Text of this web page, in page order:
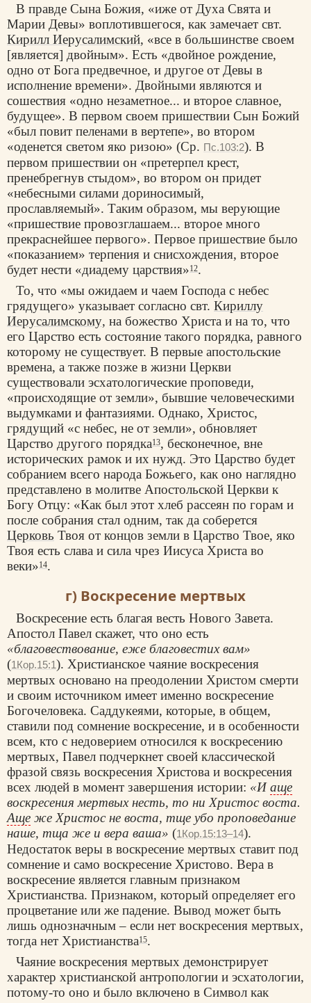
В правде Сына Божия, «иже от Духа Свята и
Марии Девы» воплотившегося, как замечает свт.
Кирилл Иерусалимский, «все в большинстве своем
[является] двойным». Есть «двойное рождение,
одно от Бога предвечное, и другое от Девы в
исполнение времени». Двойными являются и
сошествия «одно незаметное... и второе славное,
будущее». В первом своем пришествии Сын Божий
«был повит пеленами в вертепе», во втором
«оденется светом яко ризою» (Ср. Пс.103:2). В
первом пришествии он «претерпел крест,
пренебрегнув стыдом», во втором он придет
«небесными силами дориносимый,
прославляемый». Таким образом, мы верующие
«пришествие провозглашаем... второе много
прекраснейшее первого». Первое пришествие было
«показанием» терпения и снисхождения, второе
будет нести «диадему царствия»12.
То, что «мы ожидаем и чаем Господа с небес
грядущего» указывает согласно свт. Кириллу
Иерусалимскому, на божество Христа и на то, что
его Царство есть состояние такого порядка, равного
которому не существует. В первые апостольские
времена, а также позже в жизни Церкви
существовали эсхатологические проповеди,
«происходящие от земли», бывшие человеческими
выдумками и фантазиями. Однако, Христос,
грядущий «с небес, не от земли», обновляет
Царство другого порядка13, бесконечное, вне
исторических рамок и их нужд. Это Царство будет
собранием всего народа Божьего, как оно наглядно
представлено в молитве Апостольской Церкви к
Богу Отцу: «Как был этот хлеб рассеян по горам и
после собрания стал одним, так да соберется
Церковь Твоя от концов земли в Царство Твое, яко
Твоя есть слава и сила чрез Иисуса Христа во
веки»14.
г) Воскресение мертвых
Воскресение есть благая весть Нового Завета.
Апостол Павел скажет, что оно есть
«благовествование, еже благовестих вам»
(1Кор.15:1). Христианское чаяние воскресения
мертвых основано на преодолении Христом смерти
и своим источником имеет именно воскресение
Богочеловека. Саддукеями, которые, в общем,
ставили под сомнение воскресение, и в особенности
всем, кто с недоверием относился к воскресению
мертвых, Павел подчеркнет своей классической
фразой связь воскресения Христова и воскресения
всех людей в момент завершения истории: «Иаще
воскресения мертвых несть, то ни Христос воста.
Аще же Христос не воста, тще убо проповедание
наше, тща же и вера ваша» (1Кор.15:13–14).
Недостаток веры в воскресение мертвых ставит под
сомнение и само воскресение Христово. Вера в
воскресение является главным признаком
Христианства. Признаком, который определяет его
процветание или же падение. Вывод может быть
лишь однозначным – если нет воскресения мертвых,
тогда нет Христианства15.
Чаяние воскресения мертвых демонстрирует
характер христианской антропологии и эсхатологии,
потому-то оно и было включено в Символ как